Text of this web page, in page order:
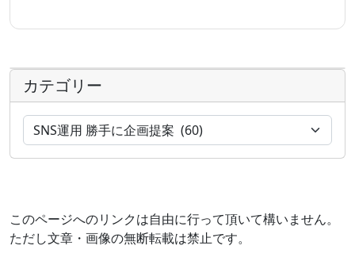
カテゴリー
このページへのリンクは自由に行って頂いて構いません。
ただし文章・画像の無断転載は禁止です。